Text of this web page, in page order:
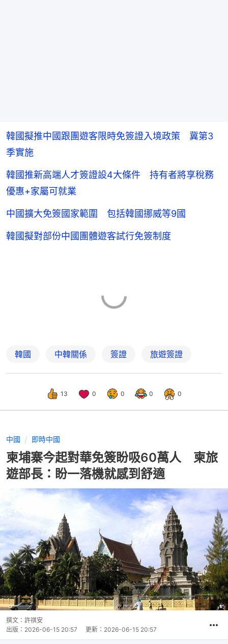
韓國擬推中國跟團遊客限時免簽證入境政策 冀第3
季實施
韓國推新高端人才簽證設4大條件 持有者將享稅務
優惠+家屬可就業
中國擴大免簽國家範圍 包括韓國挪威等9國
韓國擬對部份中國團體遊客試行免簽制度
韓國 中韓關係 簽證 旅遊簽證
13 0 0 0 0
中國 即時中國
柬埔寨今起對華免簽盼吸60萬人 柬旅
遊部長：盼一落機就感到舒適
撰文： 許祺安
出版： 2026-06-15 20:57 更新： 2026-06-15 20:57